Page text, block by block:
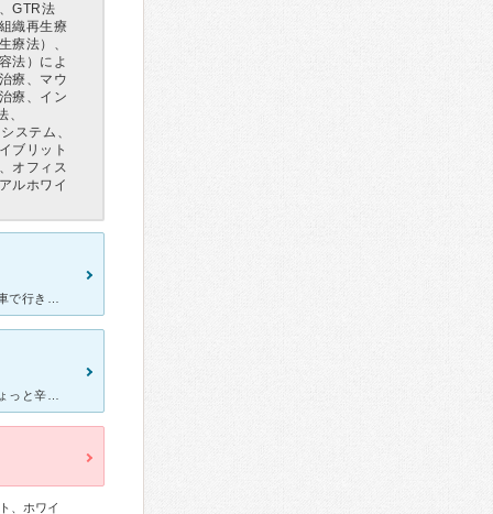
GTR法
織再生療
療法）、
法）によ
療、マウ
療、イン
ステム、
ブリット
オフィス
ルホワイ
、ホワイ